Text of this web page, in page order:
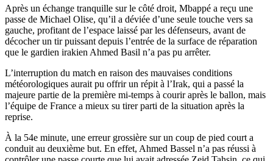
Après un échange tranquille sur le côté droit, Mbappé a reçu une
passe de Michael Olise, qu’il a déviée d’une seule touche vers sa
gauche, profitant de l’espace laissé par les défenseurs, avant de
décocher un tir puissant depuis l’entrée de la surface de réparation
que le gardien irakien Ahmed Basil n’a pas pu arrêter.
L’interruption du match en raison des mauvaises conditions
météorologiques aurait pu offrir un répit à l’Irak, qui a passé la
majeure partie de la première mi-temps à courir après le ballon, mais
l’équipe de France a mieux su tirer parti de la situation après la
reprise.
À la 54e minute, une erreur grossière sur un coup de pied court a
conduit au deuxième but. En effet, Ahmed Bassel n’a pas réussi à